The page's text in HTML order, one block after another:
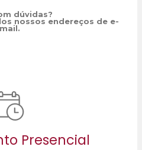
dúvidas?
nossos endereços de e-
mail.
Presencial